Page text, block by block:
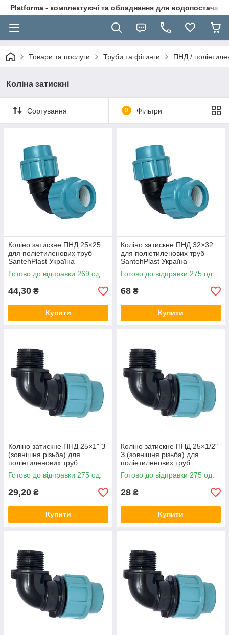
Platforma - комплектуючі та обладнання для
Товари та послуги Труби та фітинги ПНД /
Коліна затискні
Сортування 0 Фільтри
Коліно затискне ПНД 25×25
для поліетиленових труб
SantehPlast Україна
Готово до відправки 269 од.
44,30 ₴
Купити
Коліно затискне ПНД 32×32
для поліетиленових труб
SantehPlast Україна
Готово до відправки 275 од.
68 ₴
Купити
Коліно затискне ПНД 25×1" З
(зовнішня різьба) для
поліетиленових труб
SantehPlast Україна
Готово до відправки 275 од.
29,20 ₴
Купити
Коліно затискне ПНД 25×1/2"
З (зовнішня різьба) для
поліетиленових труб
SantehPlast Україна
Готово до відправки 275 од.
28 ₴
Купити